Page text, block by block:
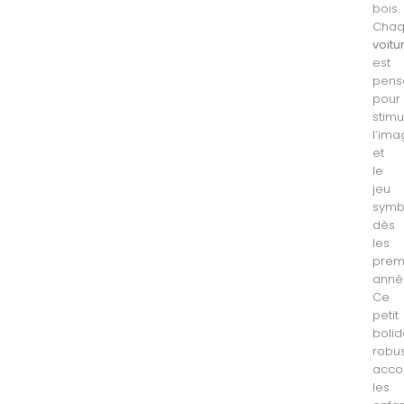
bois.
est
pour
et
le
jeu
dès
les
Ce
petit
les